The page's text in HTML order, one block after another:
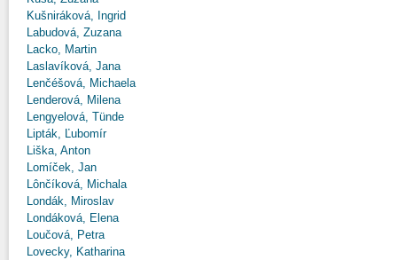
Kušniráková, Ingrid
Labudová, Zuzana
Lacko, Martin
Laslavíková, Jana
Lenčéšová, Michaela
Lenderová, Milena
Lengyelová, Tünde
Lipták, Ľubomír
Liška, Anton
Lomíček, Jan
Lônčíková, Michala
Londák, Miroslav
Londáková, Elena
Loučová, Petra
Lovecky, Katharina